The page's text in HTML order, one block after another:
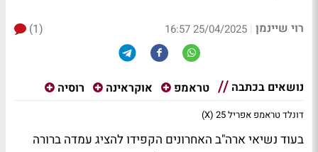
רוי שיינמן |
25/04/2025 16:57
(1)
נושאים בכתבה טראמפ אוקראינה רוסיה
דונלד טראמפ אפריל 25 (X)
בעוד נשיאי ארה"ב האחרונים הקפידו להציג עמדה ברורה